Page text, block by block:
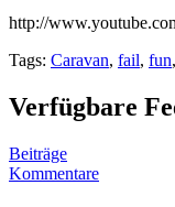
http://
Tags: Caravan, fail, fun,
Verfügbare
Beiträge
Kommentare